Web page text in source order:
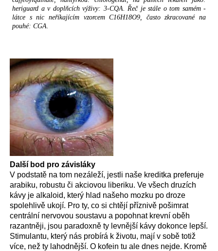
heriguard a v doplňcích výživy: 3-CQA. Řeč je stále o tom samém -
látce s nic neříkajícím vzorcem C16H18O9, často zkracované na
pouhé: CGA.
Další bod pro závisláky
V podstatě na tom nezáleží, jestli naše kreditka preferuje
arabiku, robustu či akciovou liberiku. Ve všech druzích
kávy je alkaloid, který hlad našeho mozku po droze
spolehlivě ukojí. Pro ty, co si chtějí příznivě pošimrat
centrální nervovou soustavu a popohnat krevní oběh
razantněji, jsou paradoxně ty levnější kávy dokonce lepší.
Stimulantu, který nás probírá k životu, mají v sobě totiž
více, než ty lahodnější. O kofein tu ale dnes nejde. Kromě